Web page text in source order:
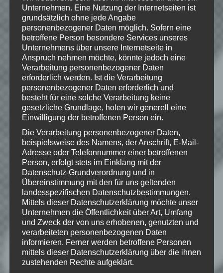
© 2009-2015. "Minecraft" is a trademark
of Mojang AB
Wie gefällt dir dieser Beitrag?
Klicke hier und lasse
eine Bewertung da!
Schreibe einen Kommentar
Deine E-Mail-Adresse wird nicht
veröffentlicht. Erforderliche Felder
sind mit*markiert
Kommentar*
Unternehmen. Eine Nutzung der Internetseiten ist
grundsätzlich ohne jede Angabe
personenbezogener Daten möglich. Sofern eine
betroffene Person besondere Services unseres
Unternehmens über unsere Internetseite in
Anspruch nehmen möchte, könnte jedoch eine
Verarbeitung personenbezogener Daten
erforderlich werden. Ist die Verarbeitung
personenbezogener Daten erforderlich und
besteht für eine solche Verarbeitung keine
gesetzliche Grundlage, holen wir generell eine
Einwilligung der betroffenen Person ein.
Die Verarbeitung personenbezogener Daten,
beispielsweise des Namens, der Anschrift, E-Mail-
Adresse oder Telefonnummer einer betroffenen
Person, erfolgt stets im Einklang mit der
Datenschutz-Grundverordnung und in
Übereinstimmung mit den für uns geltenden
landesspezifischen Datenschutzbestimmungen.
Mittels dieser Datenschutzerklärung möchte unser
Unternehmen die Öffentlichkeit über Art, Umfang
und Zweck der von uns erhobenen, genutzten und
verarbeiteten personenbezogenen Daten
informieren. Ferner werden betroffene Personen
mittels dieser Datenschutzerklärung über die ihnen
zustehenden Rechte aufgeklärt.